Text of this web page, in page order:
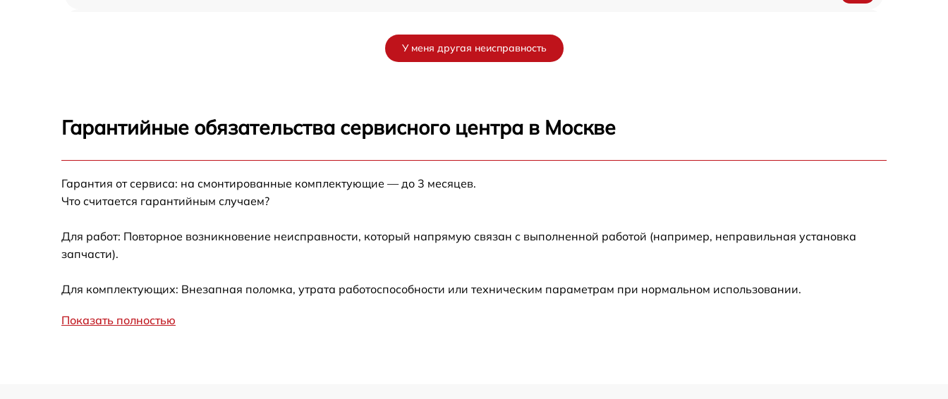
Замена сенсора Korting HI 6400 B от 60 мин
У меня другая неисправность
Гарантийные обязательства сервисного центра в Москве
Гарантия от сервиса: на смонтированные комплектующие — до 3 месяцев.
Что считается гарантийным случаем?
Для работ: Повторное возникновение неисправности, который напрямую связан с выполненной работой (например, неправильная установка
запчасти).
Для комплектующих: Внезапная поломка, утрата работоспособности или техническим параметрам при нормальном использовании.
Показать полностью